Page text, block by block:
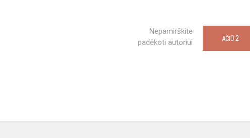
Nepamirškite
padėkoti autoriui
AČIŪ 2